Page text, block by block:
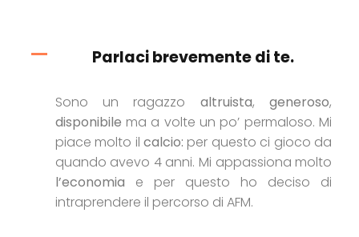
Parlaci brevemente di te.
Sono un ragazzo altruista,generoso,
disponibile ma a volte un po’ permaloso. Mi
piace molto ilcalcio: per questo ci gioco da
quando avevo 4 anni. Mi appassiona molto
l’economia e per questo ho deciso di
intraprendere il percorso di AFM.